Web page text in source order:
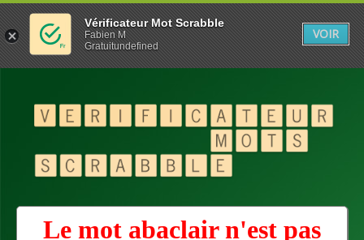
Le mot abaclair n'est pas
Vérificateur Mot Scrabble
Fabien M
Gratuitundefined
VOIR